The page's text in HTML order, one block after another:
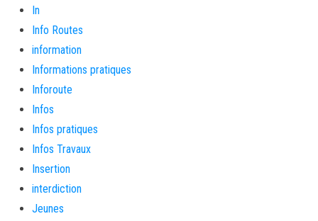
In
Info Routes
information
Informations pratiques
Inforoute
Infos
Infos pratiques
Infos Travaux
Insertion
interdiction
Jeunes